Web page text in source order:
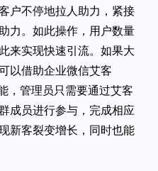
户不停地拉人助力，紧接
力。如此操作，用户数量
来实现快速引流。如果大
以借助企业微信艾客
，管理员只需要通过艾客
成员进行参与，完成相应
新客裂变增长，同时也能